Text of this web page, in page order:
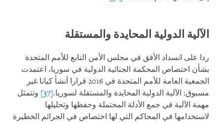
الآلية الدولية المحايدة والمستقلة
ردا على انسداد الأفق في مجلس الأمن التابع للأمم المتحدة
بشأن اختصاص المحكمة الجنائية الدولية في سوريا، اعتمدت
الجمعية العامة للأمم المتحدة في 2016 قرارا أنشأ كيانا غير
مسبوق: الآلية الدولية المحايدة والمستقلة لسوريا.[37]
وتتمثل
مهمة الآلية في جمع الأدلة المحتملة وحفظها وتحليلها
لاستخدامها في المحاكم التي لها اختصاص في الجرائم الخطيرة